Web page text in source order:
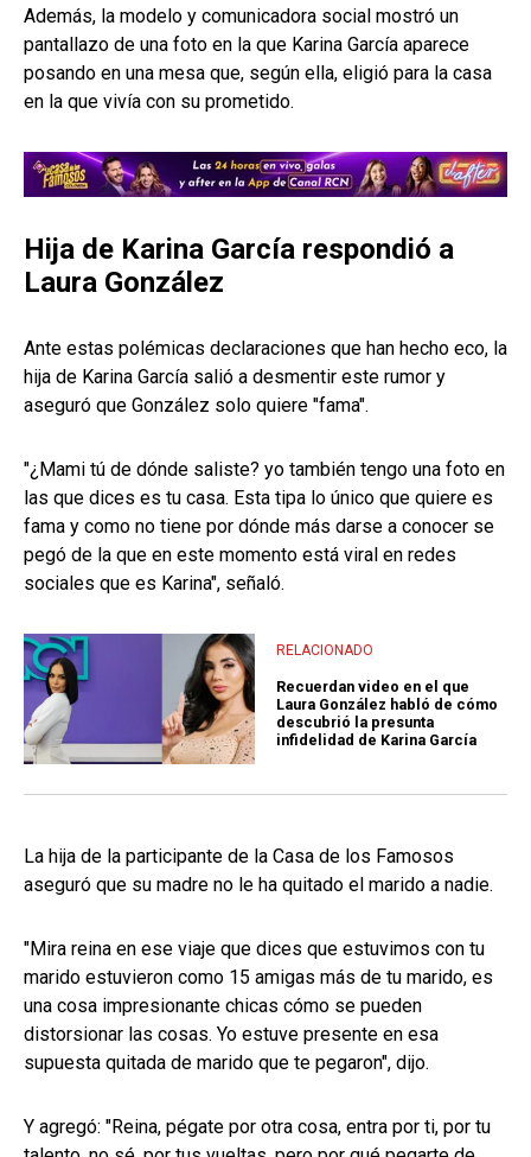
Además, la modelo y comunicadora social mostró un
pantallazo de una foto en la que Karina García aparece
posando en una mesa que, según ella, eligió para la casa
en la que vivía con su prometido.
Hija de Karina García respondió a
Laura González
Ante estas polémicas declaraciones que han hecho eco, la
hija de Karina García salió a desmentir este rumor y
aseguró que González solo quiere "fama".
"¿Mami tú de dónde saliste? yo también tengo una foto en
las que dices es tu casa. Esta tipa lo único que quiere es
fama y como no tiene por dónde más darse a conocer se
pegó de la que en este momento está viral en redes
sociales que es Karina", señaló.
RELACIONADO
Recuerdan video en el que
Laura González habló de cómo
descubrió la presunta
infidelidad de Karina García
La hija de la participante de la Casa de los Famosos
aseguró que su madre no le ha quitado el marido a nadie.
"Mira reina en ese viaje que dices que estuvimos con tu
marido estuvieron como 15 amigas más de tu marido, es
una cosa impresionante chicas cómo se pueden
distorsionar las cosas. Yo estuve presente en esa
supuesta quitada de marido que te pegaron", dijo.
Y agregó: "Reina, pégate por otra cosa, entra por ti, por tu